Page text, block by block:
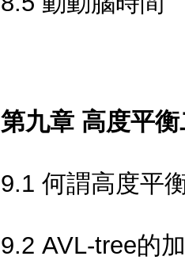
第九章 高度平
9.1 何謂高度平
9.2 AVL-tree的